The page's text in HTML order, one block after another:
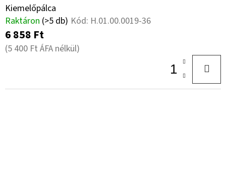
Kiemelőpálca
Raktáron (>5 db) Kód: H.01.00.0019-36
6 858 Ft
(5 400 Ft ÁFA nélkül)